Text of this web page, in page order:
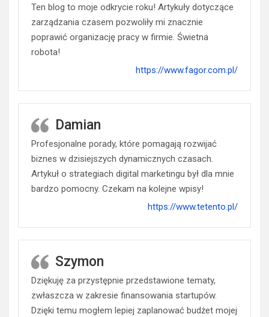
Ten blog to moje odkrycie roku! Artykuły dotyczące
zarządzania czasem pozwoliły mi znacznie
poprawić organizację pracy w firmie. Świetna
robota!
https://www.fagor.com.pl/
Damian
Profesjonalne porady, które pomagają rozwijać
biznes w dzisiejszych dynamicznych czasach.
Artykuł o strategiach digital marketingu był dla mnie
bardzo pomocny. Czekam na kolejne wpisy!
https://www.tetento.pl/
Szymon
Dziękuję za przystępnie przedstawione tematy,
zwłaszcza w zakresie finansowania startupów.
Dzięki temu mogłem lepiej zaplanować budżet mojej